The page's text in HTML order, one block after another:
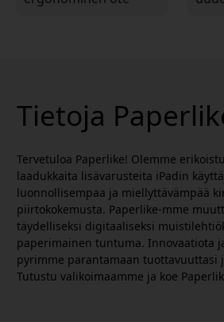
Tietoja
Tervetuloa Paperlike! Olemme
laadukkaita lisävarusteita iPadin
luonnollisempaa ja miellyttävämpää
piirtokokemusta. Paperlike-mme
täydelliseksi digitaaliseksi
paperimainen tuntuma. Innovaatiota
pyrimme parantamaan tuottavuuttasi
Tutustu valikoimaamme ja koe